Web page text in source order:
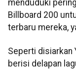
menduduki
Billboard 200
terbaru mereka,
Seperti disiarkan
berisi delapan